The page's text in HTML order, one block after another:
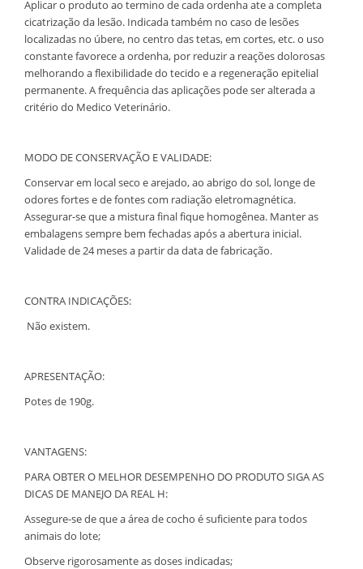
Aplicar o produto ao termino de cada ordenha ate a completa
cicatrização da lesão. Indicada também no caso de lesões
localizadas no úbere, no centro das tetas, em cortes, etc. o uso
constante favorece a ordenha, por reduzir a reações dolorosas
melhorando a flexibilidade do tecido e a regeneração epitelial
permanente. A frequência das aplicações pode ser alterada a
critério do Medico Veterinário.
MODO DE CONSERVAÇÃO E VALIDADE:
Conservar em local seco e arejado, ao abrigo do sol, longe de
odores fortes e de fontes com radiação eletromagnética.
Assegurar-se que a mistura final fique homogênea. Manter as
embalagens sempre bem fechadas após a abertura inicial.
Validade de 24 meses a partir da data de fabricação.
CONTRA INDICAÇÕES:
Não existem.
APRESENTAÇÃO:
Potes de 190g.
VANTAGENS:
PARA OBTER O MELHOR DESEMPENHO DO PRODUTO SIGA AS
DICAS DE MANEJO DA REAL H:
Assegure-se de que a área de cocho é suficiente para todos
animais do lote;
Observe rigorosamente as doses indicadas;